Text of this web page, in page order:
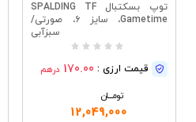
توپ بسکتبال SPALDING TF
Gametime، سایز ۶، صورتی/
سبزآبی
قیمت ارزی : 170.00 درهم
تومــــــان
12,049,000